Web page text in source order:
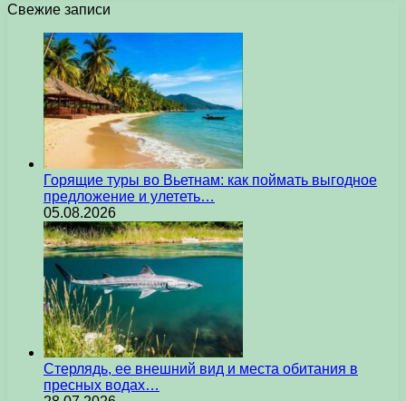
Свежие записи
Горящие туры во Вьетнам: как поймать выгодное
предложение и улететь…
05.08.2026
Стерлядь, ее внешний вид и места обитания в
пресных водах…